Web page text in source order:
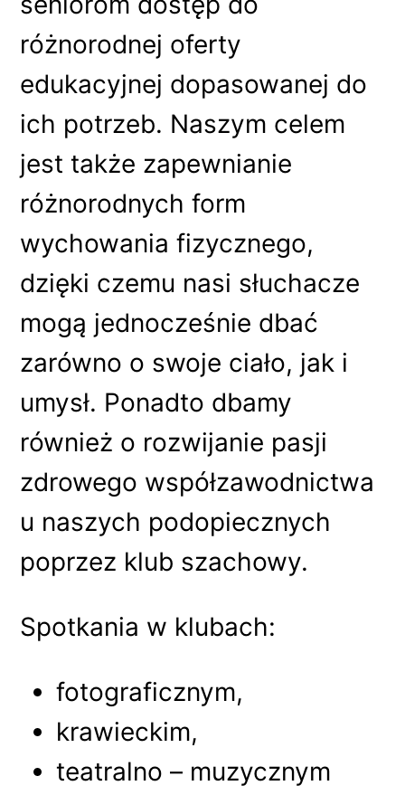
różnorodnej oferty
edukacyjnej dopasowanej do
ich potrzeb. Naszym celem
jest także zapewnianie
różnorodnych form
wychowania fizycznego,
dzięki czemu nasi słuchacze
mogą jednocześnie dbać
zarówno o swoje ciało, jak i
umysł. Ponadto dbamy
również o rozwijanie pasji
zdrowego współzawodnictwa
u naszych podopiecznych
poprzez klub szachowy.
Spotkania w klubach:
fotograficznym,
krawieckim,
teatralno – muzycznym